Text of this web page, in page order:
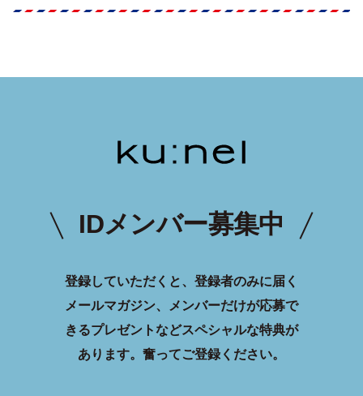
IDメンバー募集中
登録していただくと、登録者のみに届く
メールマガジン、メンバーだけが応募で
きるプレゼントなどスペシャルな特典が
あります。 奮ってご登録ください。